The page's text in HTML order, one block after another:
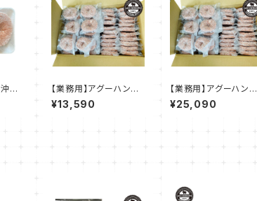
縄
【業務用】アグーハンバ
ーグ 120g☓50個入り
（※真空個包装済）
¥13,590
【業務用】アグーハンバ
ーグ 120g☓100個入
り（※真空個包装済）
¥25,090